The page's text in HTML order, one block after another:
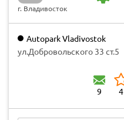
г. Владивосток
Autopark Vladivostok
ул.Добровольского 33 ст.5
9 4